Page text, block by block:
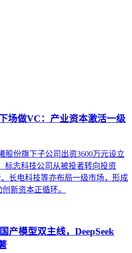
场做VC：产业资本激活一级
股份旗下子公司出资3600万元设立
标志科技公司从被投者转向投资
长电科技等亦布局一级市场，形成
新资本正循环。
产模型双主线，DeepSeek